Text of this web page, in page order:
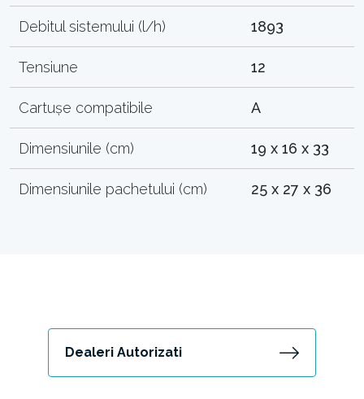
Debitul sistemului (l/h) 1893
Tensiune 12
Cartușe compatibile A
Dimensiunile (cm) 19 x 16 x 33
Dimensiunile pachetului (cm) 25 x 27 x 36
Dealeri Autorizati